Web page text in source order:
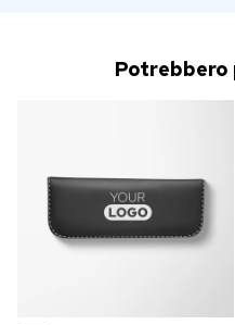
Potrebbero